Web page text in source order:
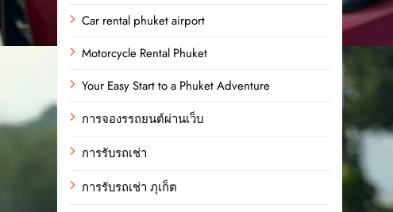
Car rental phuket airport
Motorcycle Rental Phuket
Your Easy Start to a Phuket Adventure
การจองรรถยนต์ผ่านเว็บ
การรับรถเช่า
การรับรถเช่า ภุเก็ต